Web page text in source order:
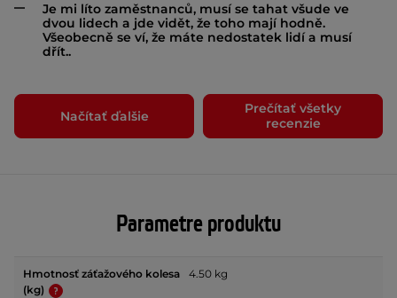
Je mi líto zaměstnanců, musí se tahat všude ve
dvou lidech a jde vidět, že toho mají hodně.
Všeobecně se ví, že máte nedostatek lidí a musí
dřít..
Načítať ďalšie
Prečítať všetky
recenzie
Parametre produktu
Hmotnosť záťažového kolesa
(kg)
4.50 kg